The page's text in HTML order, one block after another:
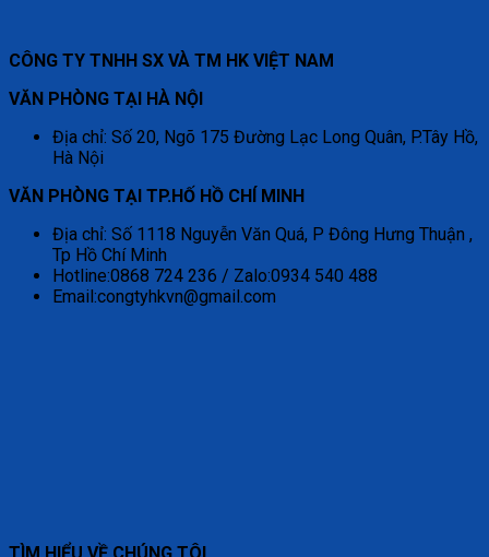
CÔNG TY TNHH SX VÀ TM HK VIỆT NAM
VĂN PHÒNG TẠI HÀ NỘI
Địa chỉ: Số 20, Ngõ 175 Đường Lạc Long Quân, P.Tây Hồ,
Hà Nội
VĂN PHÒNG TẠI TP.HỐ HỒ CHÍ MINH
Địa chỉ: Số 1118 Nguyễn Văn Quá, P Đông Hưng Thuận ,
Tp Hồ Chí Minh
Hotline:0868 724 236 / Zalo:0934 540 488
Email:congtyhkvn@gmail.com